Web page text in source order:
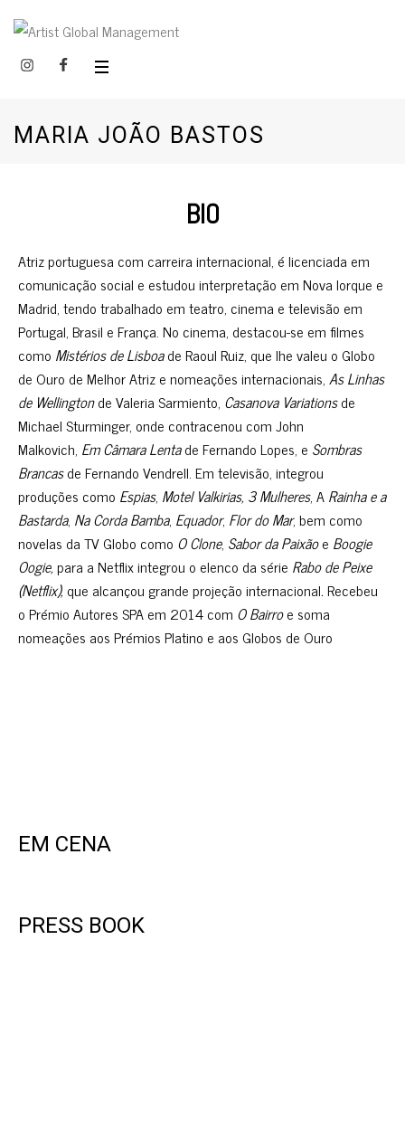
MARIA JOÃO BASTOS
BIO
Atriz portuguesa com carreira internacional, é licenciada em
comunicação social e estudou interpretação em Nova Iorque e
Madrid, tendo trabalhado em teatro, cinema e televisão em
Portugal, Brasil e França. No cinema, destacou-se em filmes
como Mistérios de Lisboade Raoul Ruiz, que lhe valeu o Globo
de Ouro de Melhor Atriz e nomeações internacionais,As Linhas
de Wellingtonde Valeria Sarmiento, Casanova Variationsde
Michael Sturminger, onde contracenou com John
Malkovich, Em Câmara Lentade Fernando Lopes, e Sombras
Brancasde Fernando Vendrell. Em televisão, integrou
produções como Espias, Motel Valkirias, 3 Mulheres, ARainha e a
Bastarda, Na Corda Bamba, Equador, Flor do Mar, bem como
novelas da TV Globo como O Clone, Sabor da Paixãoe Boogie
Oogie,para a Netflix integrou o elenco da série Rabo de Peixe
(Netflix), que alcançou grande projeção internacional.Recebeu
o Prémio Autores SPA em 2014 com O Bairroe soma
nomeações aos Prémios Platino e aos Globos de Ouro
EM CENA
PRESS BOOK